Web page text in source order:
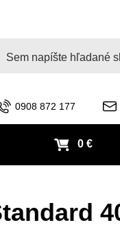
0908 872 177
0 €